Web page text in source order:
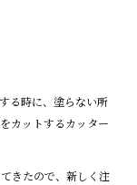
る時に、塗らない所
カットするカッター
きたので、新しく注